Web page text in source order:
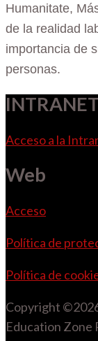
Humanitate,
de la realidad
importancia de
personas.
INTRANET
Acceso a la
Web
Acceso
Política de
Política de
Copyright
Education Zone